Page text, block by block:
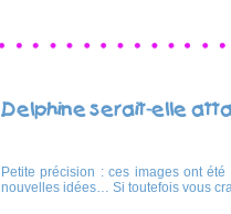
Delphine serait-elle
Petite précision : ces images ont
nouvelles idées… Si toutefois vous